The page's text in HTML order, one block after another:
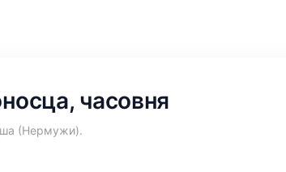
часовня
(Нермужи).